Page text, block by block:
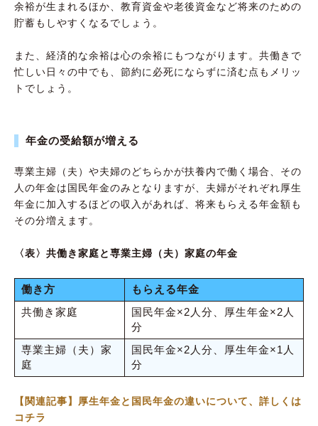
余裕が生まれるほか、教育資金や老後資金など将来のための
貯蓄もしやすくなるでしょう。
また、経済的な余裕は心の余裕にもつながります。共働きで
忙しい日々の中でも、節約に必死にならずに済む点もメリッ
トでしょう。
年金の受給額が増える
専業主婦（夫）や夫婦のどちらかが扶養内で働く場合、その
人の年金は国民年金のみとなりますが、夫婦がそれぞれ厚生
年金に加入するほどの収入があれば、将来もらえる年金額も
その分増えます。
〈表〉共働き家庭と専業主婦（夫）家庭の年金
働き方
もらえる年金
共働き家庭
国民年金×2人分、厚生年金×2人
分
専業主婦（夫）家
庭
国民年金×2人分、厚生年金×1人
分
【関連記事】厚生年金と国民年金の違いについて、詳しくは
コチラ